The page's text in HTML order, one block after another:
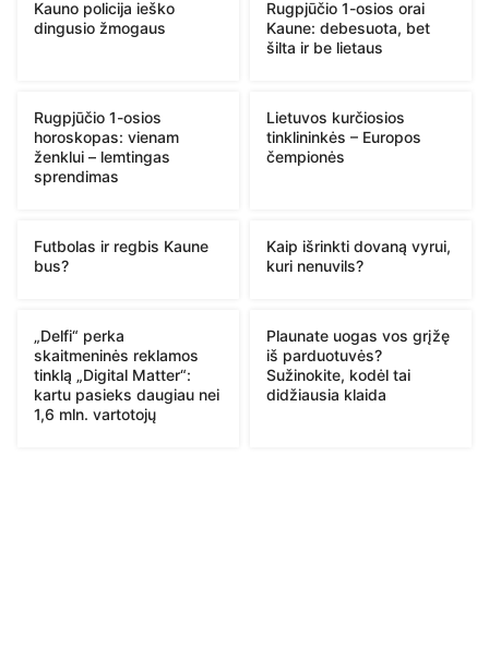
Kauno policija ieško
dingusio žmogaus
Rugpjūčio 1-osios orai
Kaune: debesuota, bet
šilta ir be lietaus
Rugpjūčio 1-osios
horoskopas: vienam
ženklui – lemtingas
sprendimas
Lietuvos kurčiosios
tinklininkės – Europos
čempionės
Futbolas ir regbis Kaune
bus?
Kaip išrinkti dovaną vyrui,
kuri nenuvils?
„Delfi“ perka
skaitmeninės reklamos
tinklą „Digital Matter“:
kartu pasieks daugiau nei
1,6 mln. vartotojų
Plaunate uogas vos grįžę
iš parduotuvės?
Sužinokite, kodėl tai
didžiausia klaida